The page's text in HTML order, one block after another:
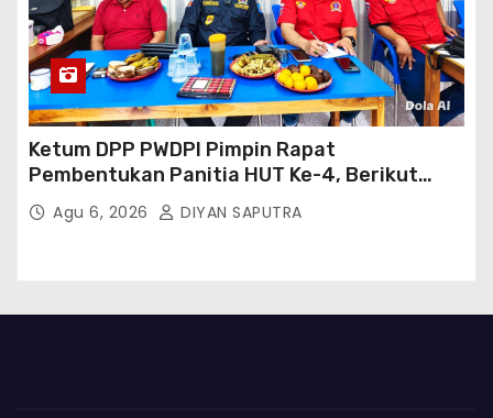
Ketum DPP PWDPI Pimpin Rapat
Pembentukan Panitia HUT Ke-4, Berikut
Susunan Dan Rangkaian Kegiatannya
Agu 6, 2026 DIYAN SAPUTRA